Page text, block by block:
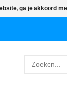
ga je akkoord